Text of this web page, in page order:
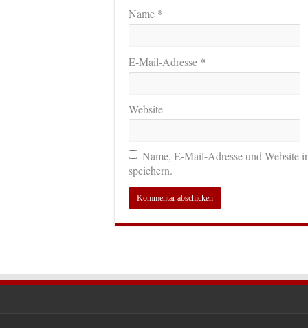
Name *
E-Mail-Adresse *
Website
Name, E-Mail-Adresse und Website
speichern.